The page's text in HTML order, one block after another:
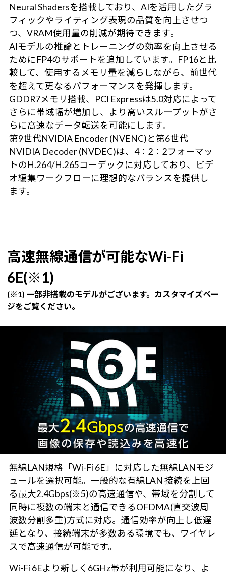
Neural Shadersを搭載しており、AIを活用したグラ
フィックやライティング表現の品質を向上させつ
つ、VRAM使用量の削減が期待できます。
AIモデルの推論とトレーニングの効率を向上させる
ためにFP4のサポートを追加しています。FP16と比
較して、使用するメモリ量を減らしながら、前世代
を超えて更なるパフォーマンスを発揮します。
GDDR7メモリ搭載、PCI Expressは5.0対応によって
さらに帯域幅が増加し、より高いスループットがさ
らに高速なデータ転送を可能にします。
第9世代NVIDIA Encoder (NVENC)と第6世代
NVIDIA Decoder (NVDEC)は、4：2：2フォーマッ
トのH.264/H.265コーデックに対応しており、ビデ
オ編集ワークフローに理想的なバランスを提供し
ます。
高速無線通信が可能なWi-Fi
6E(※1)
(※1) 一部非搭載のモデルがございます。カスタマイズペー
ジをご覧ください。
無線LAN規格「Wi-Fi 6E」に対応した無線LANモジ
ュールを選択可能。一般的な有線LAN 接続を上回
る最大2.4Gbps(※5)の高速通信や、帯域を分割して
同時に複数の端末と通信できるOFDMA(直交波周
波数分割多重)方式に対応。通信効率が向上し低遅
延となり、接続端末が多数ある環境でも、ワイヤレ
スで高速通信が可能です。
Wi-Fi 6Eより新しく6GHz帯が利用可能になり、よ